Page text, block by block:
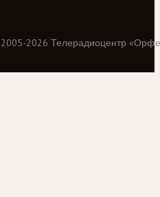
2005-2026 Телерадиоцентр